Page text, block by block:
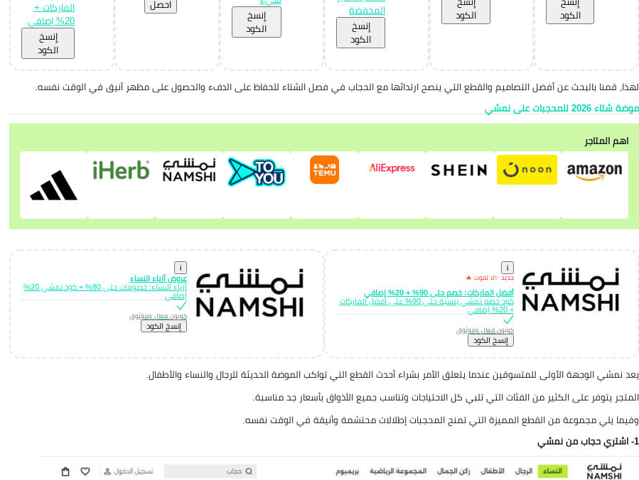
الكود الكود
المخفضة
إِنسخ
الكود
إِنسخ
الكود
احصل
الماركات +
20% إضافي
إِنسخ
الكود
لهذا، قمنا بالبحث عن أفضل التصاميم والقطع التي ينصح ارتدائها مع الحجاب في فصل الشتاء للحفاظ على الدفء والحصول على مظهر أنيق في الوقت نفسه.
موضة شتاء 2026 للمحجبات على نمشي
اهم المتاجر
i
جديد ✨لا تفوت 🔥
أفضل الماركات: خصم حتى 90% + 20% إضافي
كود خصم نمشي بنسبة حتى 90% على أفضل الماركات
+ 20% إضافي
كوبون فعال وموثوق
إِنسخ الكود
i
عروض أزياء النساء
أزياء النساء: خصومات حتى 80% + كود نمشي 20%
إضافي
كوبون فعال وموثوق
إِنسخ الكود
يعد نمشي الوجهة الأولى للمتسوقين عندما يتعلق الأمر بشراء أحدث القطع التي تواكب الموضة الحديثة للرجال والنساء والأطفال.
المتجر يتوفر على الكثير من الفئات التي تلبي كل الاحتياجات وتناسب جميع الأذواق بأسعار جد مناسبة.
وفيما يلي مجموعة من القطع المميزة التي تمنح المحجبات إطلالات محتشمة وأنيقة في الوقت نفسه.
1- اشتري حجاب من نمشي